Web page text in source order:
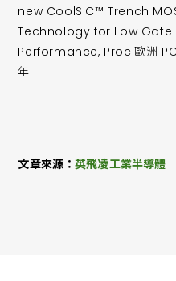
new CoolSiC™ Trench
Technology for Low Gate
Performance, Proc.歐洲
年
文章來源：英飛凌工業半導體